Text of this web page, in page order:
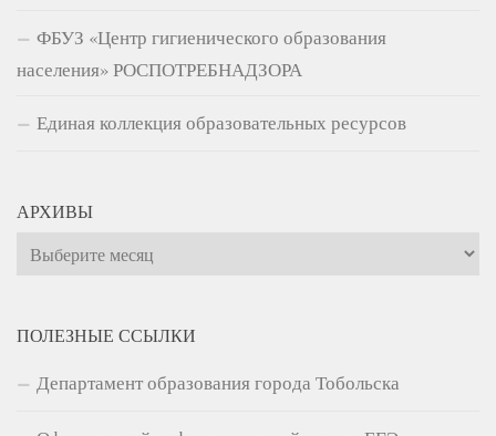
ФБУЗ «Центр гигиенического образования
населения» РОСПОТРЕБНАДЗОРА
Единая коллекция образовательных ресурсов
АРХИВЫ
Архивы
ПОЛЕЗНЫЕ ССЫЛКИ
Департамент образования города Тобольска